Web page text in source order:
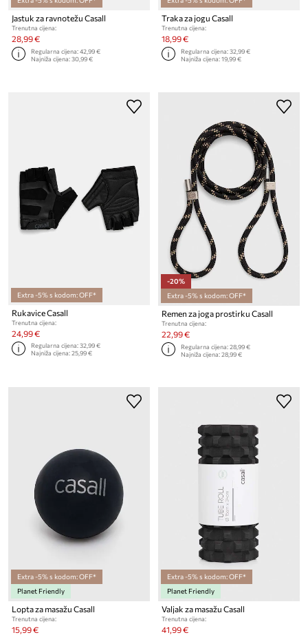
Jastuk za ravnotežu Casall
Trenutna cijena:
28,99 €
Regularna cijena:42,99 €
Najniža cijena:30,99 €
Traka za jogu Casall
Trenutna cijena:
18,99 €
Regularna cijena:32,99 €
Najniža cijena:19,99 €
Extra -5% s kodom: OFF*
Rukavice Casall
Trenutna cijena:
24,99 €
Regularna cijena:32,99 €
Najniža cijena:25,99 €
-20%
Extra -5% s kodom: OFF*
Remen za joga prostirku Casall
Trenutna cijena:
22,99 €
Regularna cijena:28,99 €
Najniža cijena:28,99 €
Extra -5% s kodom: OFF*
Planet Friendly
Lopta za masažu Casall
Trenutna cijena:
15,99 €
Extra -5% s kodom: OFF*
Planet Friendly
Valjak za masažu Casall
Trenutna cijena:
41,99 €